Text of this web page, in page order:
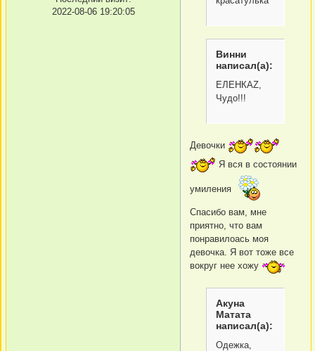
2022-08-06 19:20:05
Винни
написал(а):
ЕЛЕНКАZ,
Чудо!!!
Девочки
Я вся в состоянии
умиления
Спасибо вам, мне
приятно, что вам
понравилоась моя
девочка. Я вот тоже все
вокруг нее хожу
Акуна
Матата
написал(а):
Одежка,